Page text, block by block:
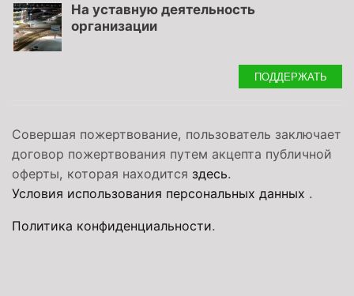
На уставную деятельность
организации
ПОДДЕРЖАТЬ
Совершая пожертвование, пользователь заключает
договор пожертвования путем акцепта публичной
оферты, которая находится здесь.
Условия использования персональных данных .
Политика конфиденциальности.